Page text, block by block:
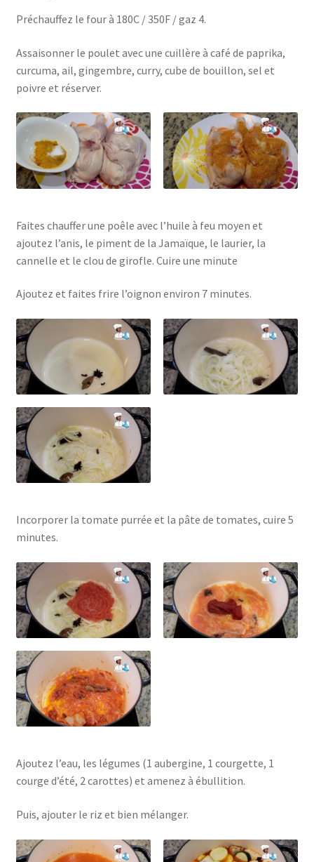
Préchauffez le four à 180C / 350F / gaz 4.
Assaisonner le poulet avec une cuillère à café de paprika,
curcuma, ail, gingembre, curry, cube de bouillon, sel et
poivre et réserver.
Faites chauffer une poêle avec l’huile à feu moyen et
ajoutez l’anis, le piment de la Jamaïque, le laurier, la
cannelle et le clou de girofle. Cuire une minute
Ajoutez et faites frire l’oignon environ 7 minutes.
Incorporer la tomate purrée et la pâte de tomates, cuire 5
minutes.
Ajoutez l’eau, les légumes (1 aubergine, 1 courgette, 1
courge d’été, 2 carottes) et amenez à ébullition.
Puis, ajouter le riz et bien mélanger.